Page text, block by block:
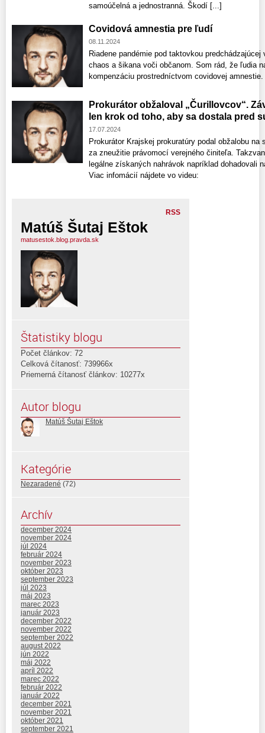
samoúčelná a jednostranná. Škodí [...]
Covidová amnestia pre ľudí
08.11.2024
Riadene pandémie pod taktovkou
chaos a šikana voči občanom. Som rád, že ľudia
kompenzáciu prostredníctvom covidovej
Prokurátor obžaloval „Čurillovcov“.
len krok od toho, aby sa dostala pred
17.07.2024
Prokurátor Krajskej prokuratúry podal obžalobu
za zneužitie právomocí verejného činiteľa.
legálne získaných nahrávok napríklad dohadovali
Viac infomácií nájdete vo videu:
RSS
Matúš Šutaj Eštok
matusestok.blog.pravda.sk
Štatistiky blogu
Počet článkov: 72
Celková čítanosť: 739966x
Priemerná čítanosť článkov: 10277x
Autor blogu
Matúš Šutaj Eštok
Kategórie
Nezaradené (72)
Archív
december 2024
november 2024
júl 2024
február 2024
november 2023
október 2023
september 2023
júl 2023
máj 2023
marec 2023
január 2023
december 2022
november 2022
september 2022
august 2022
jún 2022
máj 2022
apríl 2022
marec 2022
február 2022
január 2022
december 2021
november 2021
október 2021
september 2021